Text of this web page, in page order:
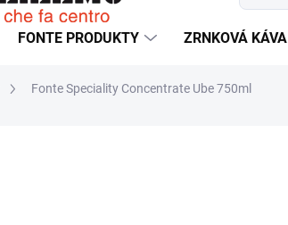
FONTE PRODUKTY ZRNKOVÁ KÁVA
Fonte Speciality Concentrate Ube 750ml